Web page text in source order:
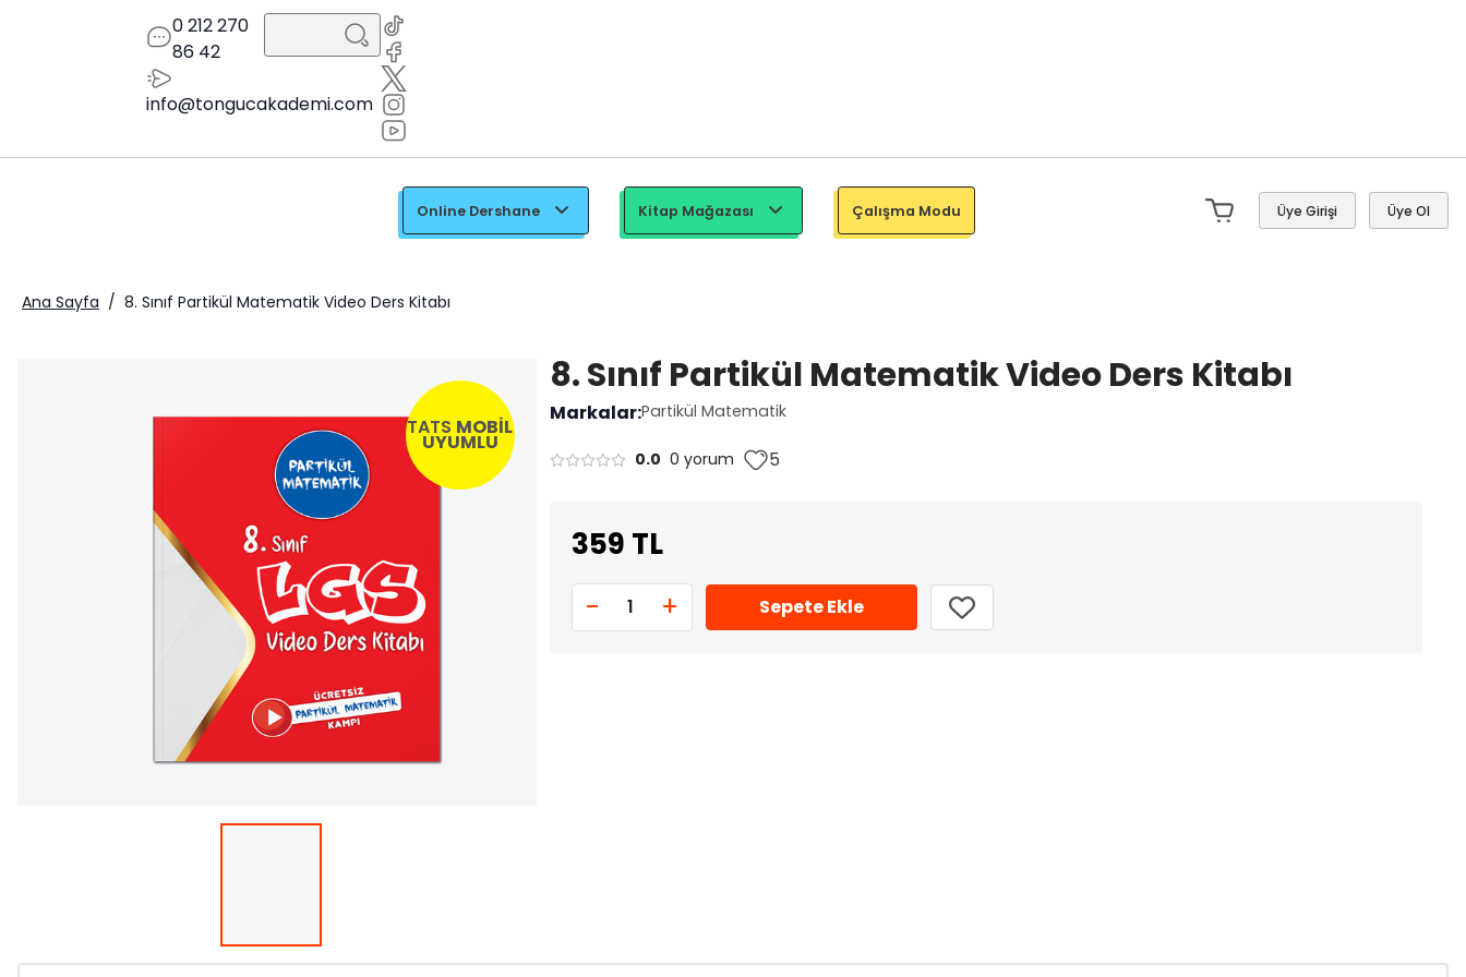
0 212 270
86 42
info@tongucakademi.com
Online Dershane Kitap Mağazası Çalışma Modu Üye Girişi Üye Ol
Ana Sayfa / 8. Sınıf Partikül Matematik Video Ders Kitabı
TATS MOBİL
UYUMLU
8. Sınıf Partikül Matematik Video Ders Kitabı
Markalar:Partikül Matematik
0.0 0 yorum 5
359 TL
- 1 + Sepete Ekle